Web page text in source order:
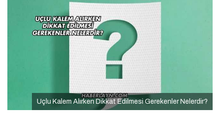
Uçlu Kalem Alırken Dikkat Edilmesi Gerekenler Nelerdir?